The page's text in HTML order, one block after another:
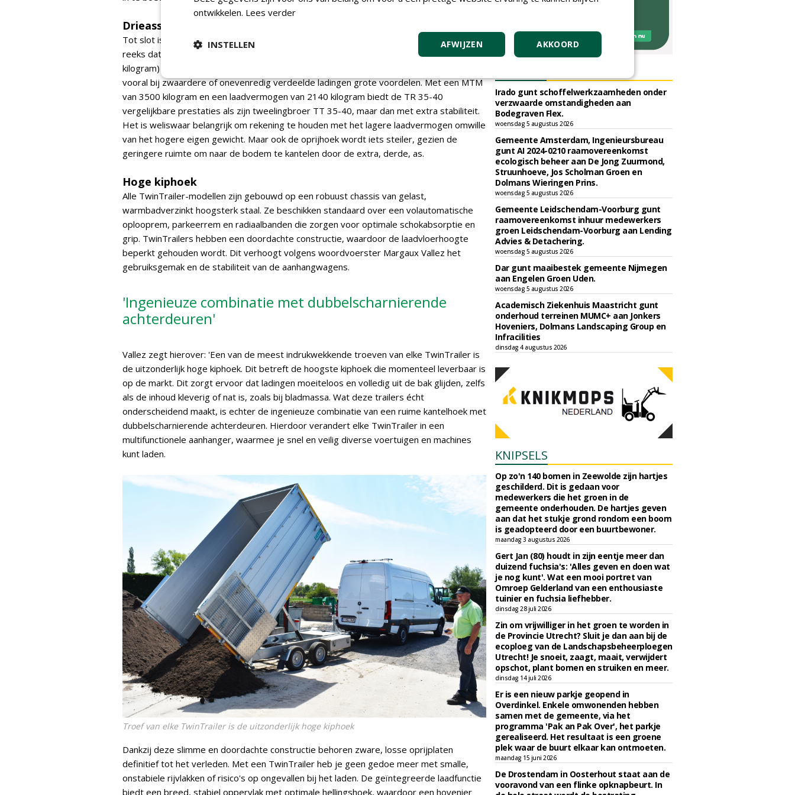
Drieassig
Tot slot is er de TR 35-40, ook wel de TridaX genoemd. Dit is het enige model in de
reeks dat uitgerust is met drie assen. Die drie geremde AL-KO-assen (3 x 1800
kilogram) zorgen voor een betere gewichtsverdeling en nog stabieler rijgedrag. Dit biedt
vooral bij zwaardere of onevenredig verdeelde ladingen grote voordelen. Met een MTM
van 3500 kilogram en een laadvermogen van 2140 kilogram biedt de TR 35-40
vergelijkbare prestaties als zijn tweelingbroer TT 35-40, maar dan met extra stabiliteit.
Het is weliswaar belangrijk om rekening te houden met het lagere laadvermogen omwille
van het hogere eigen gewicht. Maar ook de oprijhoek wordt iets steiler, gezien de
geringere ruimte om naar de bodem te kantelen door de extra, derde, as.
Hoge kiphoek
Alle TwinTrailer-modellen zijn gebouwd op een robuust chassis van gelast,
warmbadverzinkt hoogsterk staal. Ze beschikken standaard over een volautomatische
oplooprem, parkeerrem en radiaalbanden die zorgen voor optimale schokabsorptie en
grip. TwinTrailers hebben een doordachte constructie, waardoor de laadvloerhoogte
beperkt gehouden wordt. Dit verhoogt volgens woordvoerster Margaux Vallez het
gebruiksgemak en de stabiliteit van de aanhangwagens.
'Ingenieuze combinatie met dubbelscharnierende
achterdeuren'
Vallez zegt hierover: 'Een van de meest indrukwekkende troeven van elke TwinTrailer is
de uitzonderlijk hoge kiphoek. Dit betreft de hoogste kiphoek die momenteel leverbaar is
op de markt. Dit zorgt ervoor dat ladingen moeiteloos en volledig uit de bak glijden, zelfs
als de inhoud kleverig of nat is, zoals bij bladmassa. Wat deze trailers écht
onderscheidend maakt, is echter de ingenieuze combinatie van een ruime kantelhoek met
dubbelscharnierende achterdeuren. Hierdoor verandert elke TwinTrailer in een
multifunctionele aanhanger, waarmee je snel en veilig diverse voertuigen en machines
kunt laden.
Troef van elke TwinTrailer is de uitzonderlijk hoge kiphoek
Dankzij deze slimme en doordachte constructie behoren zware, losse oprijplaten
definitief tot het verleden. Met een TwinTrailer heb je geen gedoe meer met smalle,
onstabiele rijvlakken of risico's op ongevallen bij het laden. De geïntegreerde laadfunctie
biedt een breed, stabiel oppervlak met optimale hellingshoek, waardoor een hovenier
Irado gunt schoffelwerkzaamheden onder
verzwaarde omstandigheden aan
Bodegraven Flex.
woensdag 5 augustus 2026
Gemeente Amsterdam, Ingenieursbureau
gunt AI 2024-0210 raamovereenkomst
ecologisch beheer aan De Jong Zuurmond,
Struunhoeve, Jos Scholman Groen en
Dolmans Wieringen Prins.
woensdag 5 augustus 2026
Gemeente Leidschendam-Voorburg gunt
raamovereenkomst inhuur medewerkers
groen Leidschendam-Voorburg aan Lending
Advies & Detachering.
woensdag 5 augustus 2026
Dar gunt maaibestek gemeente Nijmegen
aan Engelen Groen Uden.
woensdag 5 augustus 2026
Academisch Ziekenhuis Maastricht gunt
onderhoud terreinen MUMC+ aan Jonkers
Hoveniers, Dolmans Landscaping Group en
Infracilities
dinsdag 4 augustus 2026
KNIPSELS
Op zo'n 140 bomen in Zeewolde zijn hartjes
geschilderd. Dit is gedaan voor
medewerkers die het groen in de
gemeente onderhouden. De hartjes geven
aan dat het stukje grond rondom een boom
is geadopteerd door een buurtbewoner.
maandag 3 augustus 2026
Gert Jan (80) houdt in zijn eentje meer dan
duizend fuchsia's: 'Alles geven en doen wat
je nog kunt'. Wat een mooi portret van
Omroep Gelderland van een enthousiaste
tuinier en fuchsia liefhebber.
dinsdag 28 juli 2026
Zin om vrijwilliger in het groen te worden in
de Provincie Utrecht? Sluit je dan aan bij de
ecoploeg van de Landschapsbeheerploegen
Utrecht! Je snoeit, zaagt, maait, verwijdert
opschot, plant bomen en struiken en meer.
dinsdag 14 juli 2026
Er is een nieuw parkje geopend in
Overdinkel. Enkele omwonenden hebben
samen met de gemeente, via het
programma 'Pak an Pak Over', het parkje
gerealiseerd. Het resultaat is een groene
plek waar de buurt elkaar kan ontmoeten.
maandag 15 juni 2026
De Drostendam in Oosterhout staat aan de
vooravond van een flinke opknapbeurt. In
ontwikkelen. Lees verder
AKKOORD
AFWIJZEN
INSTELLEN